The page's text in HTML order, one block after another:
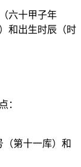
六十甲子年
和出生时辰（时
：
第十一库）和